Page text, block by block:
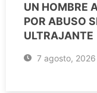
UN HOMBRE
POR ABUSO
ULTRAJANTE
7 agosto, 2026